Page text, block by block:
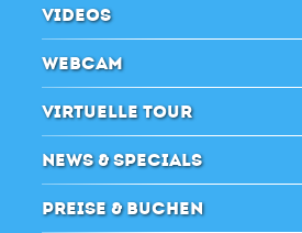
VIDEOS
WEBCAM
VIRTUELLE TOUR
NEWS & SPECIALS
PREISE & BUCHEN